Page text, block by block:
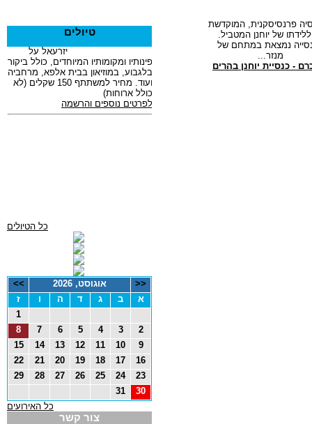
- כנסיית יוחנן בהרים
טיולים
כל הטיולים
<< אוגוסט, 2026
>>
א
ב ג ד ה ו
ז
1
2
3
4
5
6
7
8
9
10
11
12
13
14
15
16
17
18
19
20
21
22
23
24
25
26
27
28
29
30
31
כל האירועים
צור קשר